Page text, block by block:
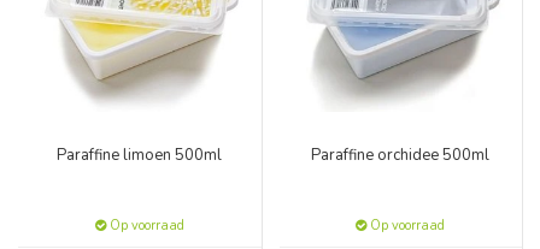
Paraffine limoen 500ml
Op voorraad
Paraffine orchidee 500ml
Op voorraad